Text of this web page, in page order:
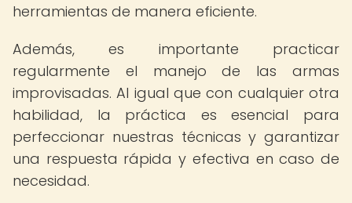
herramientas de manera eficiente.
Además, es importante practicar
regularmente el manejo de las armas
improvisadas. Al igual que con cualquier otra
habilidad, la práctica es esencial para
perfeccionar nuestras técnicas y garantizar
una respuesta rápida y efectiva en caso de
necesidad.